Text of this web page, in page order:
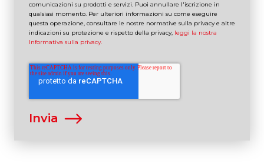
comunicazioni su prodotti e servizi. Puoi annullare l'iscrizione in
qualsiasi momento. Per ulteriori informazioni su come eseguire
questa operazione, consultare le nostre normative sulla privacy e altre
indicazioni su protezione e rispetto della privacy, leggi la nostra
Informativa sulla privacy.